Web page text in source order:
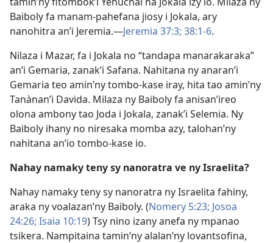
Baiboly fa manam-pahefana jiosy i Jokala, ary
nanohitra an’i Jeremia.—Jeremia 37:3; 38:1-6.
Nilaza i Mazar, fa i Jokala no “tandapa manarakaraka”
an’i Gemaria, zanak’i Safana. Nahitana ny anaran’i
Gemaria teo amin’ny tombo-kase iray, hita tao amin’ny
Tanànan’i Davida. Milaza ny Baiboly fa anisan’ireo
olona ambony tao Joda i Jokala, zanak’i Selemia. Ny
Baiboly ihany no niresaka momba azy, talohan’ny
nahitana an’io tombo-kase io.
Nahay namaky teny sy nanoratra ve ny Israelita?
Nahay namaky teny sy nanoratra ny Israelita fahiny,
araka ny voalazan’ny Baiboly. (Nomery 5:23; Josoa
24:26; Isaia 10:19) Tsy nino izany anefa ny mpanao
tsikera. Nampitaina tamin’ny alalan’ny lovantsofina,